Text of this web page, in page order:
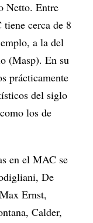
Netto. Entre
cerca de 8
a la del
(Masp). En su
prácticamente
del siglo
los de
en el MAC se
De
Ernst,
Calder,